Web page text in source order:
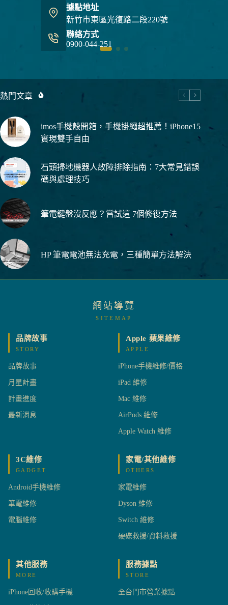
據點地址
新竹市東區光復路二段220號
聯絡方式
0900-044-251
熱門文章
imos手機殼開箱，手機掛繩超推薦！iPhone15
實現雙手自由
石頭掃地機器人故障排除指南：7大常見錯誤
碼與處理技巧
筆電鍵盤沒反應？嘗試這 7個修復方法
HP 筆電電池無法充電，三種簡單方法解決
網站導覽
SITEMAP
品牌故事
STORY
品牌故事
月星計畫
計畫進度
最新消息
Apple 蘋果維修
APPLE
iPhone手機維修/價格
iPad 維修
Mac 維修
AirPods 維修
Apple Watch 維修
3C維修
GADGET
Android手機維修
筆電維修
電腦維修
家電/其他維修
OTHERS
家電維修
Dyson 維修
Switch 維修
硬碟救援/資料救援
其他服務
MORE
iPhone回收/收購手機
服務據點
STORE
全台門市營業據點